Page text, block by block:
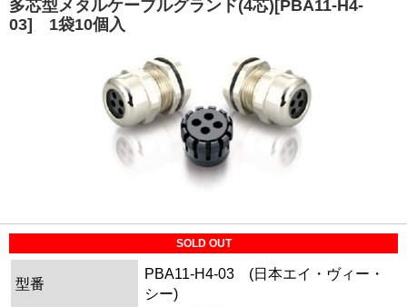
多芯型メタルケーブルグランド(4芯)[PBA11-H4-
03] 1袋10個入
SOLD OUT
型番
PBA11-H4-03 (日本エイ・ヴィー・
シー)